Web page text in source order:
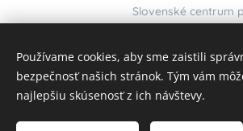
Slovenské centrum
Cookies
Používame cookies, aby sme zaistili
bezpečnosť našich stránok. Tým vám
najlepšiu skúsenosť z ich návštevy.